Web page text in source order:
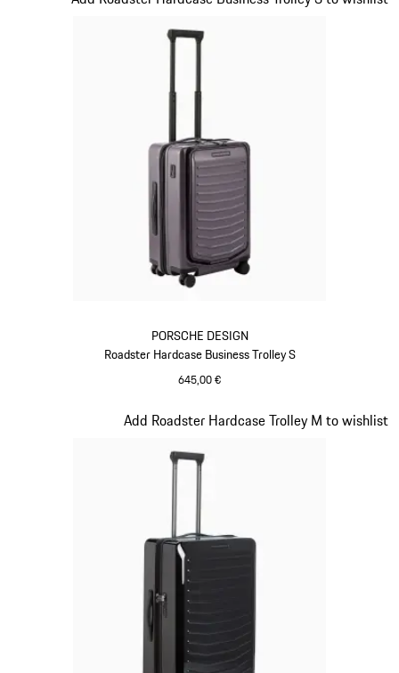
PORSCHE DESIGN
Roadster Hardcase Business Trolley S
645,00 €
Add Roadster Hardcase Trolley M to wishlist